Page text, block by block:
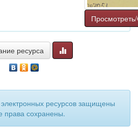
ресурса
ресурсов защищены
права сохранены.